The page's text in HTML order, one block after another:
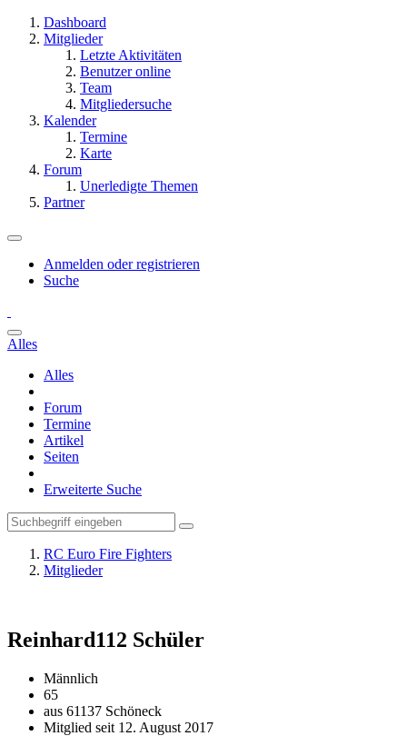
Dashboard
Mitglieder
Letzte Aktivitäten
Benutzer online
Team
Mitgliedersuche
Kalender
Termine
Karte
Forum
Unerledigte Themen
Partner
Anmelden oder registrieren
Suche
Alles
Alles
Forum
Termine
Artikel
Seiten
Erweiterte Suche
RC Euro Fire Fighters
Mitglieder
Reinhard112 Schüler
Männlich
65
aus 61137 Schöneck
Mitglied seit 12. August 2017